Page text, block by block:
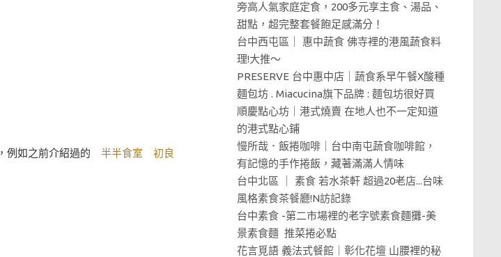
，例如之前介紹過的 半半食室
初良
旁高人氣家庭定食，200多元享主食、湯品、
甜點，超完整套餐飽足感滿分！
台中西屯區｜ 惠中蔬食 佛寺裡的港風蔬食料
理!大推～
PRESERVE 台中惠中店｜蔬食系早午餐X酸種
麵包坊 . Miacucina旗下品牌 : 麵包坊很好買
順慶點心坊｜港式燒賣 在地人也不一定知道
的港式點心鋪
慢所哉．飯捲咖啡｜台中南屯蔬食咖啡館，
有記憶的手作捲飯，藏著滿滿人情味
台中北區 ｜ 素食 若水茶軒 超過20老店...台味
風格素食茶餐廳!N訪記錄
台中素食 -第二市場裡的老字號素食麵攤-美
景素食麵 推菜捲必點
花言覓語 義法式餐館｜彰化花壇 山腰裡的秘